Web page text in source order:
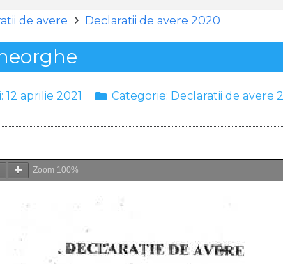
de avere Declaratii de avere 2020
12 aprilie 2021 Categorie: Declaratii de avere
Zoom 100%